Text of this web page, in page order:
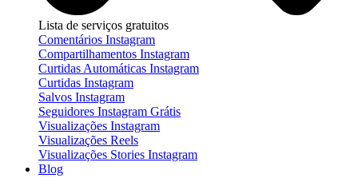
Lista de serviços gratuitos
Comentários Instagram
Compartilhamentos Instagram
Curtidas Automáticas Instagram
Curtidas Instagram
Salvos Instagram
Seguidores Instagram Grátis
Visualizações Instagram
Visualizações Reels
Visualizações Stories Instagram
Blog